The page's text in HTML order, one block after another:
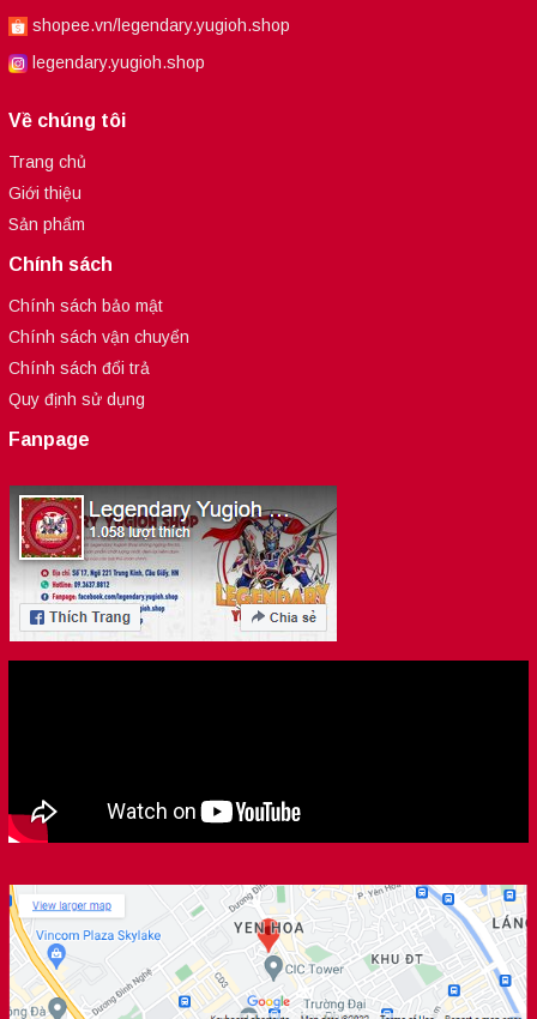
shopee.vn/legendary.yugioh.shop
legendary.yugioh.shop
Về chúng tôi
Trang chủ
Giới thiệu
Sản phẩm
Chính sách
Chính sách bảo mật
Chính sách vận chuyển
Chính sách đổi trả
Quy định sử dụng
Fanpage